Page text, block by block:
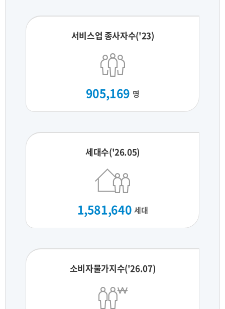
서비스업 종사자수('23)
905,169 명
세대수('26.05)
1,581,640 세대
소비자물가지수('26.07)